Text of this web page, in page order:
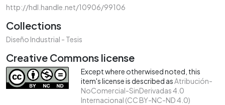
http://hdl.handle.net/10906/99106
Collections
Diseño Industrial - Tesis
Creative Commons license
Except where otherwised noted, this
item's license is described asAtribución-
NoComercial-SinDerivadas 4.0
Internacional (CC BY-NC-ND 4.0)